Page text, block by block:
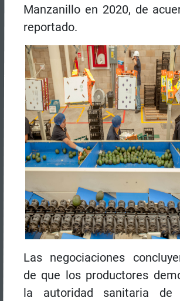
Manzanillo en 2020, de
reportado.
Las negociaciones
de que los productores
la autoridad sanitaria de